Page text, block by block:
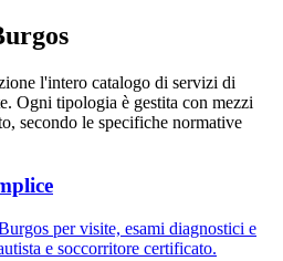
l'intero catalogo di servizi di
Ogni tipologia è gestita con mezzi
secondo le specifiche normative
per visite, esami diagnostici e
e soccorritore certificato.